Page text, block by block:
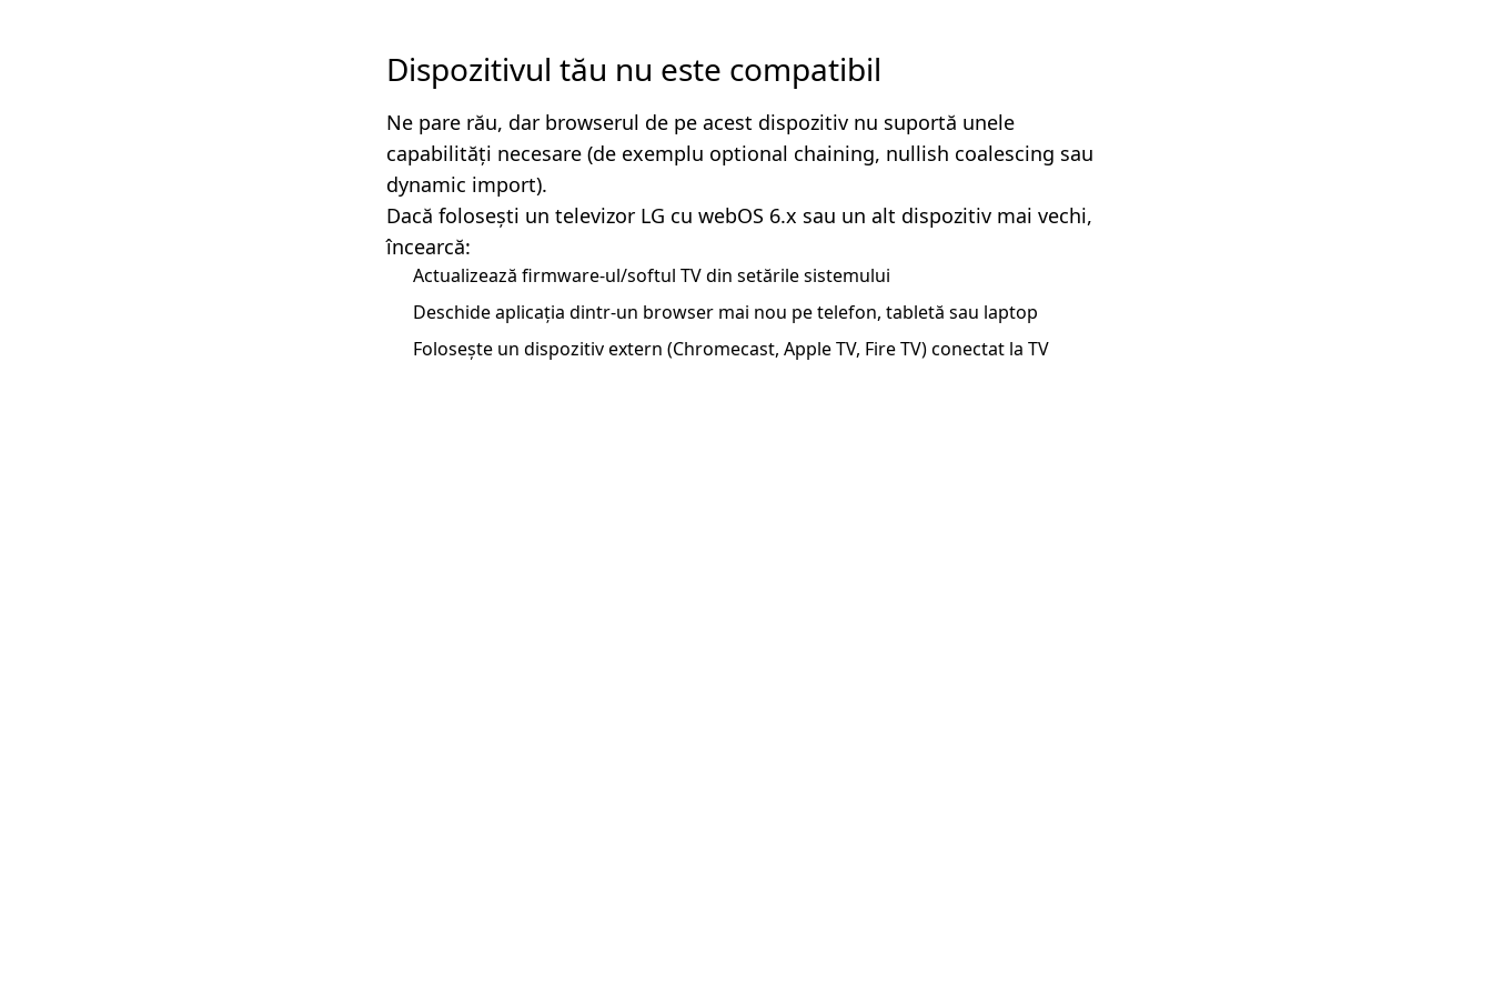
Dispozitivul tău nu este compatibil
Ne pare rău, dar browserul de pe acest dispozitiv nu suportă unele
capabilități necesare (de exemplu optional chaining, nullish coalescing sau
dynamic import).
Dacă folosești un televizor LG cu webOS 6.x sau un alt dispozitiv mai vechi,
încearcă:
Actualizează firmware-ul/softul TV din setările sistemului
Deschide aplicația dintr-un browser mai nou pe telefon, tabletă sau laptop
Folosește un dispozitiv extern (Chromecast, Apple TV, Fire TV) conectat la TV